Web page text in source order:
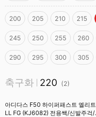
200 205 210 215
245 250 255 260
290 295 300 305
축구화 220 (2)
아디다스 F50 하이퍼패스트 엘리트
LL FG (KJ6082) 전용쌕/신발주걱/